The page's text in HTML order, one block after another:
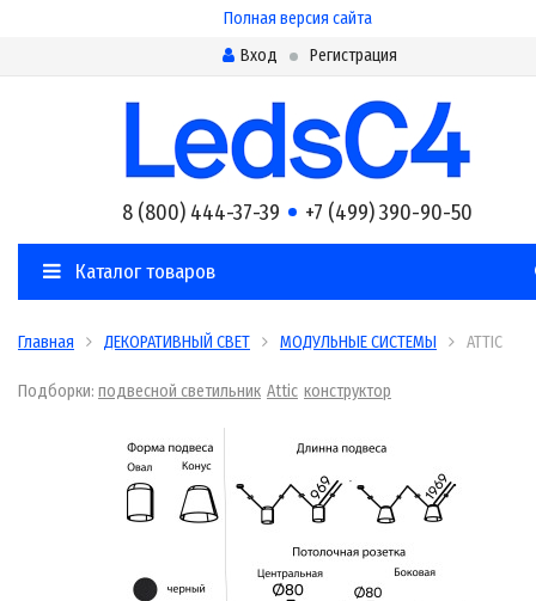
Полная версия сайта
Вход
Регистрация
8 (800) 444-37-39 +7 (499) 390-90-50
Каталог товаров
Главная ДЕКОРАТИВНЫЙ СВЕТ МОДУЛЬНЫЕ СИСТЕМЫ ATTIC
Подборки: подвесной светильник Attic конструктор